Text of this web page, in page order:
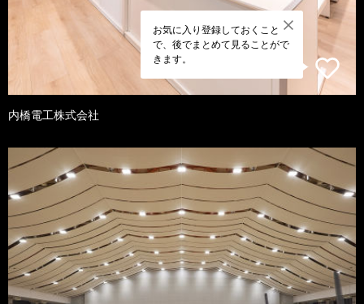
お気に入り登録しておくこと
で、後でまとめて見ることがで
きます。
内橋電工株式会社